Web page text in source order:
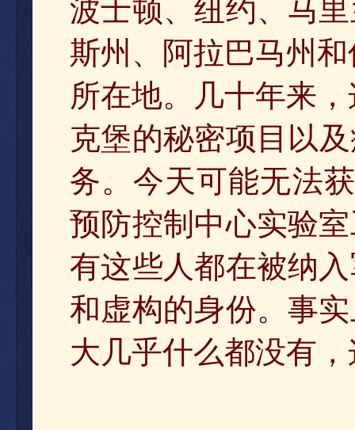
波士顿、纽约、马
斯州、阿拉巴马州
所在地。几十年来 ，
克堡的秘密项目以
务。今天可能无法
预防控制中心实验
有这些人都在被纳
和虚构的身份。事
大几乎什么都没有